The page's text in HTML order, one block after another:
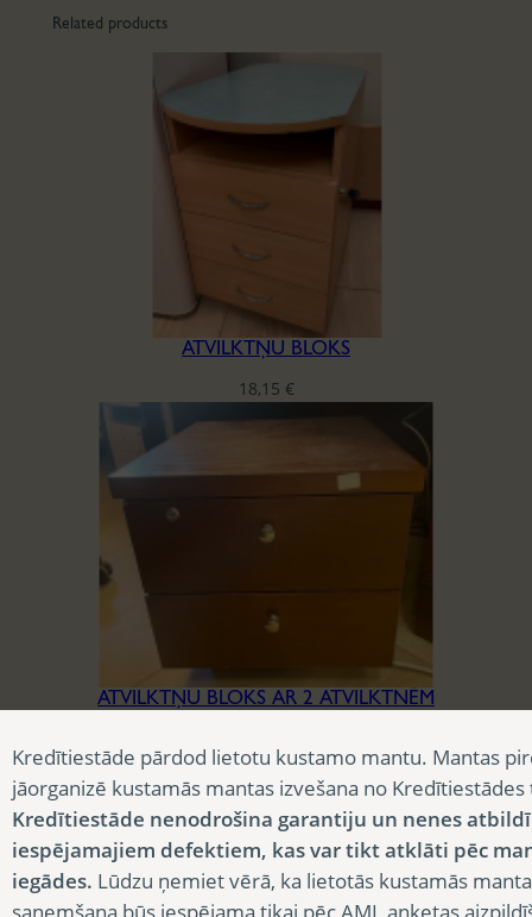
Related products
ATVILKTŅU BLOKS
18,15 €
ATVILKTŅU BLOKS AR 2 ATVILKTNĒM
Kredītiestāde pārdod lietotu kustamo mantu. Mantas
jāorganizē kustamās mantas izvešana no
Kredītiestāde nenodrošina garantiju un nenes
iespējamajiem defektiem, kas var tikt atklāti pēc
iegādes. Lūdzu ņemiet vērā, ka lietotās kustamās